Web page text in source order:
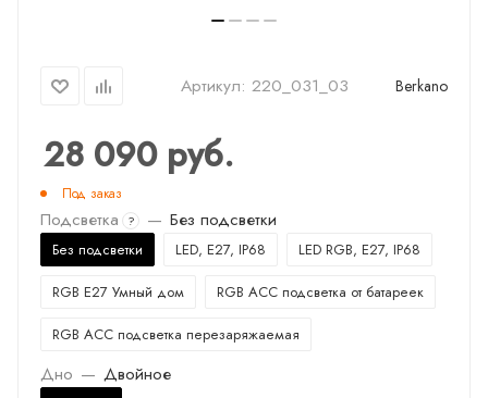
Артикул: 220_031_03 Berkano
28 090руб.
Под заказ
Подсветка ? — Без подсветки
Без подсветки LED, E27, IP68 LED RGB, E27, IP68
RGB E27 Умный дом RGB ACC подсветка от батареек
RGB ACC подсветка перезаряжаемая
Дно — Двойное